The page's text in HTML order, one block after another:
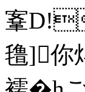
鞌D!
氇]你